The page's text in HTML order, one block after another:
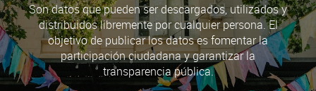
Son datos que pueden ser descargados, utilizados y
distribuidos libremente por cualquier persona. El
objetivo de publicar los datos es fomentar la
participación ciudadana y garantizar la
transparencia pública.